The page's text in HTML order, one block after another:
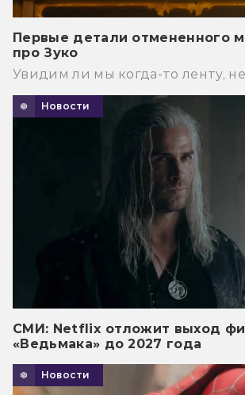
Первые детали отмененного
про Зуко
Увидим ли мы когда-то ленту,
Новости
СМИ: Netflix отложит выход
«Ведьмака» до 2027 года
Новости